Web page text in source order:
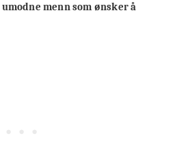
umodne mennsom ønsker å